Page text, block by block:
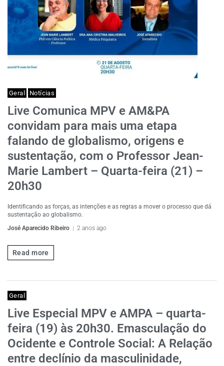
Geral Notícias
Live Comunica MPV e AM&PA
convidam para mais uma etapa
falando de globalismo, origens e
sustentação, com o Professor Jean-
Marie Lambert – Quarta-feira (21) –
20h30
Identificando as forças, as intenções e as regras a mover o processo que dá
sustentação ao globalismo.
José Aparecido Ribeiro
2 anos ago
Read more
Geral
Live Especial MPV e AMPA – quarta-
feira (19) às 20h30. Emasculação do
Ocidente e Controle Social: A Relação
entre declínio da masculinidade,